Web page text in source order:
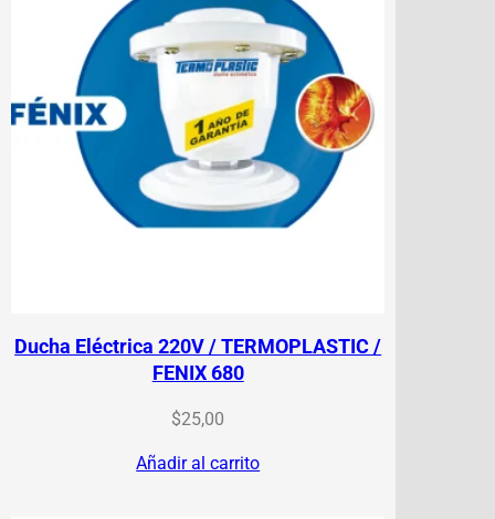
Ducha Eléctrica 220V / TERMOPLASTIC /
FENIX 680
$25,00
Añadir al carrito